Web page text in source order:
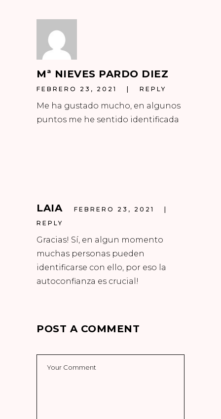
Mª NIEVES PARDO DIEZ
FEBRERO 23, 2021 REPLY
Me ha gustado mucho, en algunos
puntos me he sentido identificada
LAIA
FEBRERO 23, 2021
REPLY
Gracias! Sí, en algun momento
muchas personas pueden
identificarse con ello, por eso la
autoconfianza es crucial!
POST A COMMENT